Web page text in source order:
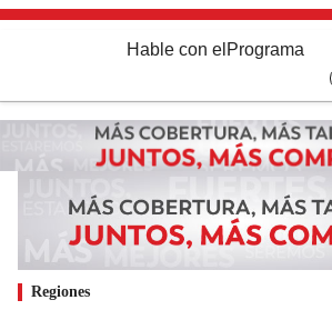
Hable con el Programa
Regiones